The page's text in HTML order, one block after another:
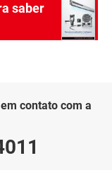
saber
contato com a